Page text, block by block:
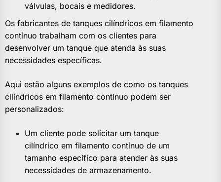
válvulas, bocais e medidores.
Os fabricantes de tanques cilíndricos em filamento
contínuo trabalham com os clientes para
desenvolver um tanque que atenda às suas
necessidades específicas.
Aqui estão alguns exemplos de como os tanques
cilíndricos em filamento contínuo podem ser
personalizados:
Um cliente pode solicitar um tanque
cilíndrico em filamento contínuo de um
tamanho específico para atender às suas
necessidades de armazenamento.